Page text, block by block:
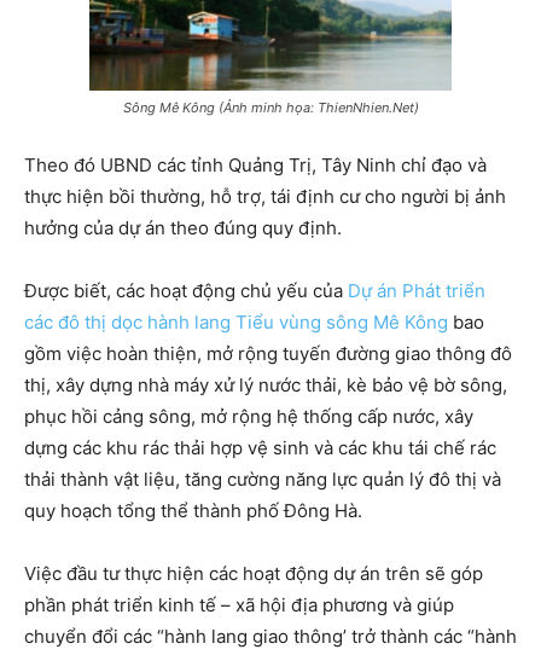
Sông Mê Kông (Ảnh minh họa: ThienNhien.Net)
Theo đó UBND các tỉnh Quảng Trị, Tây Ninh chỉ đạo và
thực hiện bồi thường, hỗ trợ, tái định cư cho người bị ảnh
hưởng của dự án theo đúng quy định.
Được biết, các hoạt động chủ yếu của Dự án Phát triển
các đô thị dọc hành lang Tiểu vùng sông Mê Kông bao
gồm việc hoàn thiện, mở rộng tuyến đường giao thông đô
thị, xây dựng nhà máy xử lý nước thải, kè bảo vệ bờ sông,
phục hồi cảng sông, mở rộng hệ thống cấp nước, xây
dựng các khu rác thải hợp vệ sinh và các khu tái chế rác
thải thành vật liệu, tăng cường năng lực quản lý đô thị và
quy hoạch tổng thể thành phố Đông Hà.
Việc đầu tư thực hiện các hoạt động dự án trên sẽ góp
phần phát triển kinh tế – xã hội địa phương và giúp
chuyển đổi các “hành lang giao thông’ trở thành các “hành